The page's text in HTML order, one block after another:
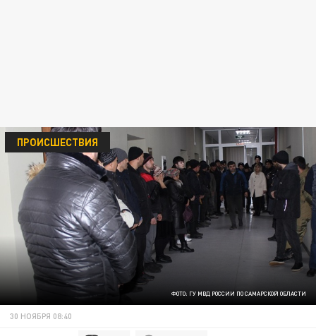
ФОТО: ГУ МВД РОССИИ ПО САМАРСКОЙ ОБЛАСТИ
ПРОИСШЕСТВИЯ
30 НОЯБРЯ 08:40